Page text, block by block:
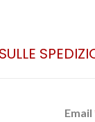
Email